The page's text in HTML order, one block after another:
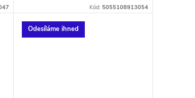
Kód: 5055108913054
Odesíláme ihned